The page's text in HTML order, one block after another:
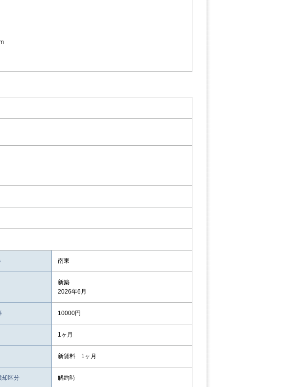
南東
新築
2026年6月
10000円
1ヶ月
新賃料 1ヶ月
却区分 解約時